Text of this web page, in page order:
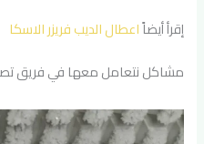
إقرأ أيضاًاعطال الديب فريزر الاسكا
مشاكل نتعامل معها في فريق